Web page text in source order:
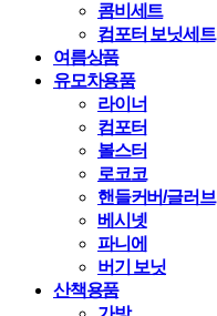
콤비세트
컴포터 보닛세트
여름상품
유모차용품
라이너
컴포터
볼스터
로코코
핸들커버/글러브
베시넷
파니에
버기 보닛
산책용품